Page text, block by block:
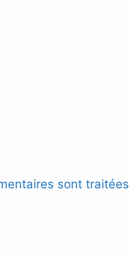
sont traitées